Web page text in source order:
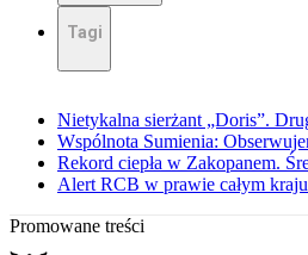
Tagi
Nietykalna sierżant „Doris”.
Wspólnota Sumienia:
Rekord ciepła w Zakopanem.
Alert RCB w prawie całym
Promowane treści